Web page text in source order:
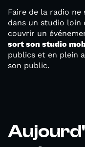
Faire de la radio ne
dans un studio loin
couvrir un
sort son studio
publics et en plein
son public.